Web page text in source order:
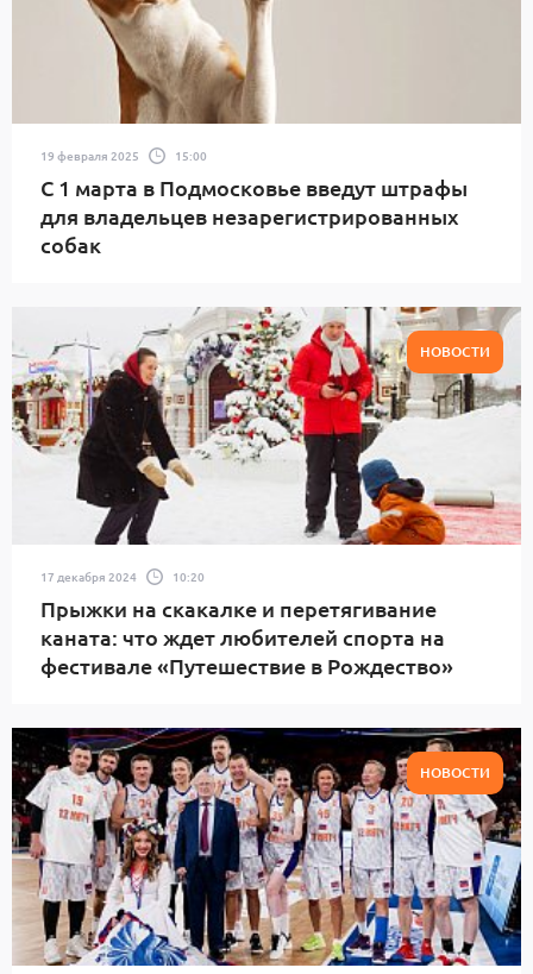
19 февраля 2025 15:00
С 1 марта в Подмосковье введут штрафы
для владельцев незарегистрированных
собак
НОВОСТИ
17 декабря 2024 10:20
Прыжки на скакалке и перетягивание
каната: что ждет любителей спорта на
фестивале «Путешествие в Рождество»
НОВОСТИ